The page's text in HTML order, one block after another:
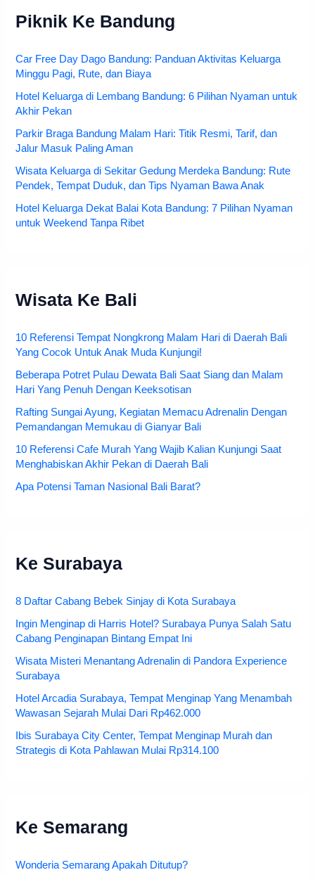
Piknik Ke Bandung
Car Free Day Dago Bandung: Panduan Aktivitas Keluarga
Minggu Pagi, Rute, dan Biaya
Hotel Keluarga di Lembang Bandung: 6 Pilihan Nyaman untuk
Akhir Pekan
Parkir Braga Bandung Malam Hari: Titik Resmi, Tarif, dan
Jalur Masuk Paling Aman
Wisata Keluarga di Sekitar Gedung Merdeka Bandung: Rute
Pendek, Tempat Duduk, dan Tips Nyaman Bawa Anak
Hotel Keluarga Dekat Balai Kota Bandung: 7 Pilihan Nyaman
untuk Weekend Tanpa Ribet
Wisata Ke Bali
10 Referensi Tempat Nongkrong Malam Hari di Daerah Bali
Yang Cocok Untuk Anak Muda Kunjungi!
Beberapa Potret Pulau Dewata Bali Saat Siang dan Malam
Hari Yang Penuh Dengan Keeksotisan
Rafting Sungai Ayung, Kegiatan Memacu Adrenalin Dengan
Pemandangan Memukau di Gianyar Bali
10 Referensi Cafe Murah Yang Wajib Kalian Kunjungi Saat
Menghabiskan Akhir Pekan di Daerah Bali
Apa Potensi Taman Nasional Bali Barat?
Ke Surabaya
8 Daftar Cabang Bebek Sinjay di Kota Surabaya
Ingin Menginap di Harris Hotel? Surabaya Punya Salah Satu
Cabang Penginapan Bintang Empat Ini
Wisata Misteri Menantang Adrenalin di Pandora Experience
Surabaya
Hotel Arcadia Surabaya, Tempat Menginap Yang Menambah
Wawasan Sejarah Mulai Dari Rp462.000
Ibis Surabaya City Center, Tempat Menginap Murah dan
Strategis di Kota Pahlawan Mulai Rp314.100
Ke Semarang
Wonderia Semarang Apakah Ditutup?